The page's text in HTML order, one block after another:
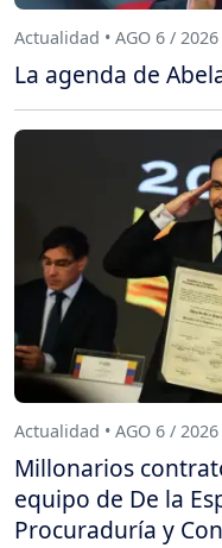
Actualidad • AGO 6 / 2026
La agenda de
Actualidad • AGO 6 / 2026
Millonarios
equipo de De la
Procuraduría y